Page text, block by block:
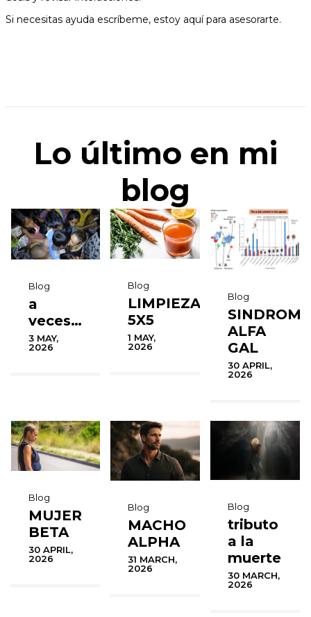
Si necesitas ayuda escríbeme, estoy aquí para asesorarte.
Lo último en mi
blog
Blog
a
veces…
3 MAY,
2026
Blog
LIMPIEZA
5X5
1 MAY,
2026
Blog
SINDROME
ALFA
GAL
30 APRIL,
2026
Blog
MUJER
BETA
30 APRIL,
2026
Blog
MACHO
ALPHA
31 MARCH,
2026
Blog
tributo
a la
muerte
30 MARCH,
2026